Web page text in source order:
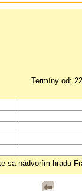
Termíny od:
sa nádvorím